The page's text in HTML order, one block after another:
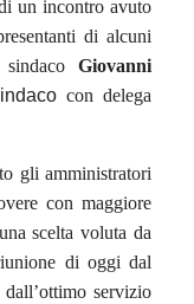
un incontro avuto
di alcuni
Giovanni
con delega
gli amministratori
con maggiore
scelta voluta da
di oggi dal
dall’ottimo servizio